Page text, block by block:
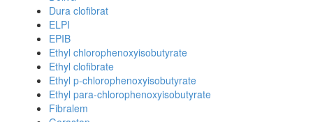
Dura clofibrat
ELPI
EPIB
Ethyl chlorophenoxyisobutyrate
Ethyl clofibrate
Ethyl p-chlorophenoxyisobutyrate
Ethyl para-chlorophenoxyisobutyrate
Fibralem